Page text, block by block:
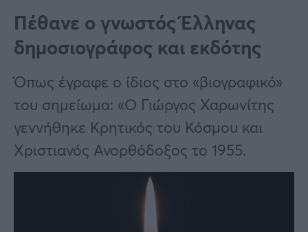
Πολιτική
Τράπεζες
Επιδοτήσεις
ΕΣΠΑ
Κόσμος
Lifestyle
Αθλητικά
Υγεία
Πέθανε ο γνωστός Έλληνας
δημοσιογράφος και εκδότης
Όπως έγραφε ο ίδιος στο «βιογραφικό»
του σημείωμα: «Ο Γιώργος Χαρωνίτης
γεννήθηκε Κρητικός του Κόσμου και
Χριστιανός Ανορθόδοξος το 1955.